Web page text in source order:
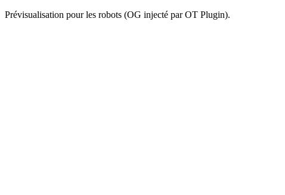
Prévisualisation pour les robots (OG injecté par OT Plugin).